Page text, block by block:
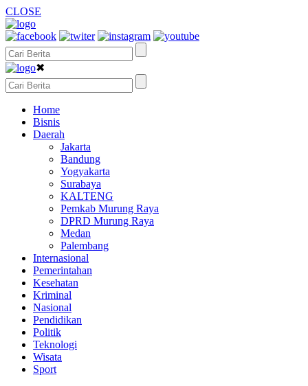
CLOSE
✖
Home
Bisnis
Daerah
Jakarta
Bandung
Yogyakarta
Surabaya
KALTENG
Pemkab Murung Raya
DPRD Murung Raya
Medan
Palembang
Internasional
Pemerintahan
Kesehatan
Kriminal
Nasional
Pendidikan
Politik
Teknologi
Wisata
Sport